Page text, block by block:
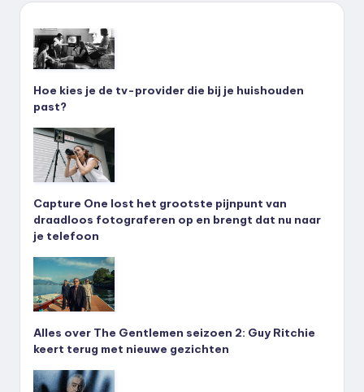
Hoe kies je de tv-provider die bij je huishouden
past?
Capture One lost het grootste pijnpunt van
draadloos fotograferen op en brengt dat nu naar
je telefoon
Alles over The Gentlemen seizoen 2: Guy Ritchie
keert terug met nieuwe gezichten